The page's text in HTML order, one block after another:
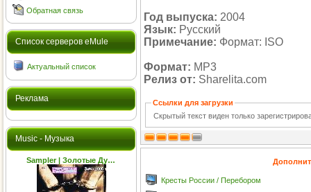
Обратная связь
Cписок серверов eMule
Актуальный список
Реклама
Music - Музыка
Sampler | Золотые Ду…
Год выпуска: 2004
Язык: Русский
Примечание: Формат: ISO
Формат: MP3
Релиз от: Sharelita.com
Ссылки для загрузки
Скрытый текст виден только
Кресты России / Перебором